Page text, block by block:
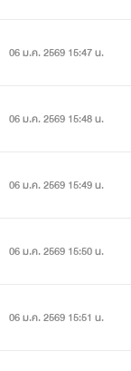
06 ม.ค. 2569 15:47 น.
06 ม.ค. 2569 15:48 น.
06 ม.ค. 2569 15:49 น.
06 ม.ค. 2569 15:50 น.
06 ม.ค. 2569 15:51 น.